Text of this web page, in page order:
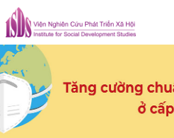
Skip
to
content